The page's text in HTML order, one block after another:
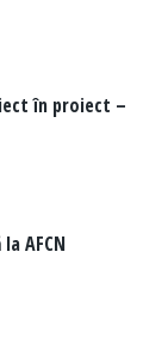
în proiect –
AFCN